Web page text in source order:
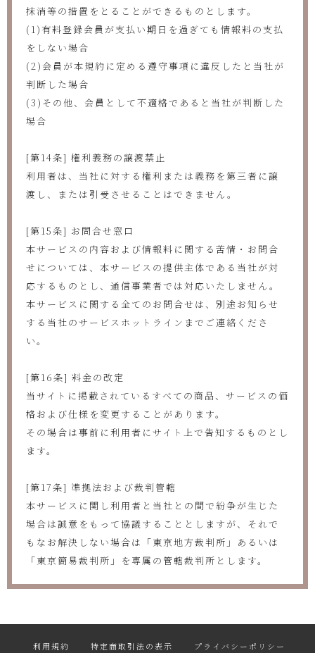
抹消等の措置をとることができるものとします。
(1)有料登録会員が支払い期日を過ぎても情報料の支払
をしない場合
(2)会員が本規約に定める遵守事項に違反したと当社が
判断した場合
(3)その他、会員として不適格であると当社が判断した
場合
[第14条] 権利義務の譲渡禁止
利用者は、当社に対する権利または義務を第三者に譲
渡し、または引受させることはできません。
[第15条] お問合せ窓口
本サービスの内容および情報料に関する苦情・お問合
せについては、本サービスの提供主体である当社が対
応するものとし、通信事業者では対応いたしません。
本サービスに関する全てのお問合せは、別途お知らせ
する当社のサービスホットラインまでご連絡くださ
い。
[第16条] 料金の改定
当サイトに掲載されているすべての商品、サービスの価
格および仕様を変更することがあります。
その場合は事前に利用者にサイト上で告知するものとし
ます。
[第17条] 準拠法および裁判管轄
本サービスに関し利用者と当社との間で紛争が生じた
場合は誠意をもって協議することとしますが、それで
もなお解決しない場合は「東京地方裁判所」あるいは
「東京簡易裁判所」を専属の管轄裁判所とします。
利用規約 特定商取引法の表示 プライバシーポリシー